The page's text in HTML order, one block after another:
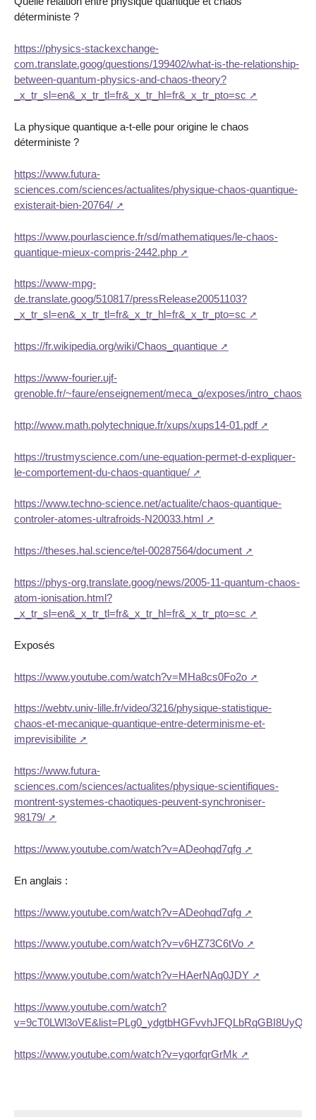
déterministe ?
https://physics-stackexchange-
com.translate.goog/questions/199402/what-is-the-relationship-
between-quantum-physics-and-chaos-theory?
_x_tr_sl=en&_x_tr_tl=fr&_x_tr_hl=fr&_x_tr_pto=sc
La physique quantique a-t-elle pour origine le chaos
déterministe ?
https://www.futura-
sciences.com/sciences/actualites/physique-chaos-quantique-
existerait-bien-20764/
https://www.pourlascience.fr/sd/mathematiques/le-chaos-
quantique-mieux-compris-2442.php
https://www-mpg-
de.translate.goog/510817/pressRelease20051103?
_x_tr_sl=en&_x_tr_tl=fr&_x_tr_hl=fr&_x_tr_pto=sc
https://fr.wikipedia.org/wiki/Chaos_quantique
https://www-fourier.ujf-
grenoble.fr/~faure/enseignement/meca_q/exposes/
http://www.math.polytechnique.fr/xups/xups14-01.pdf
https://trustmyscience.com/une-equation-permet-d-expliquer-
le-comportement-du-chaos-quantique/
https://www.techno-science.net/actualite/chaos-quantique-
controler-atomes-ultrafroids-N20033.html
https://theses.hal.science/tel-00287564/document
https://phys-org.translate.goog/news/2005-11-quantum-chaos-
atom-ionisation.html?
_x_tr_sl=en&_x_tr_tl=fr&_x_tr_hl=fr&_x_tr_pto=sc
Exposés
https://www.youtube.com/watch?v=MHa8cs0Fo2o
https://webtv.univ-lille.fr/video/3216/physique-statistique-
chaos-et-mecanique-quantique-entre-determinisme-et-
imprevisibilite
https://www.futura-
sciences.com/sciences/actualites/physique-scientifiques-
montrent-systemes-chaotiques-peuvent-synchroniser-
98179/
https://www.youtube.com/watch?v=ADeohqd7qfg
En anglais :
https://www.youtube.com/watch?v=ADeohqd7qfg
https://www.youtube.com/watch?v=v6HZ73C6tVo
https://www.youtube.com/watch?v=HAerNAq0JDY
https://www.youtube.com/watch?
https://www.youtube.com/watch?v=yqorfqrGrMk